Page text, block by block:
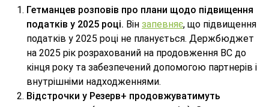
Гетманцев розповів про плани щодо підвищення
податків у 2025 році. Він запевняє, що підвищення
податків у 2025 році не планується. Держбюджет
на 2025 рік розрахований на продовження ВС до
кінця року та забезпечений допомогою партнерів і
внутрішніми надходженнями.
Відстрочки у Резерв+ продовжуватимуть